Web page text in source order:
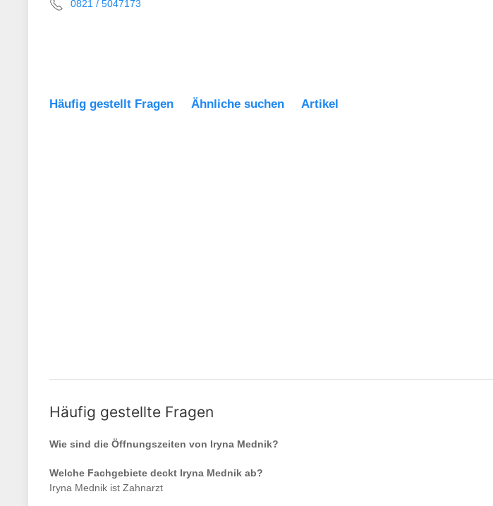
0821 / 5047173
Häufig gestellt Fragen Ähnliche suchen Artikel
Häufig gestellte Fragen
Wie sind die Öffnungszeiten von Iryna Mednik?
Welche Fachgebiete deckt Iryna Mednik ab?
Iryna Mednik ist Zahnarzt